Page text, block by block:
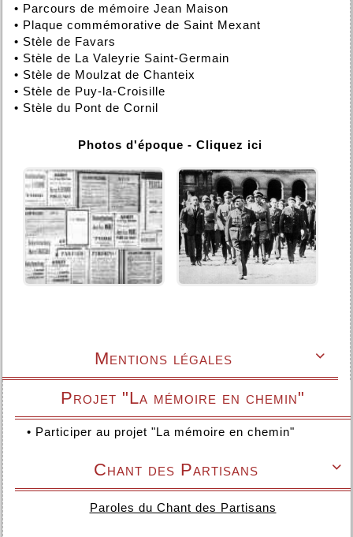
• Parcours de mémoire Jean Maison
• Plaque commémorative de Saint Mexant
• Stèle de Favars
• Stèle de La Valeyrie Saint-Germain
• Stèle de Moulzat de Chanteix
• Stèle de Puy-la-Croisille
• Stèle du Pont de Cornil
Photos d'époque - Cliquez ici

Mentions légales
Projet "La mémoire en chemin"
• Participer au projet "La mémoire en chemin"

Chant des Partisans
Paroles du Chant des Partisans